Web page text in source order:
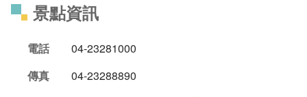
景點資訊
電話
04-23281000
傳真
04-23288890